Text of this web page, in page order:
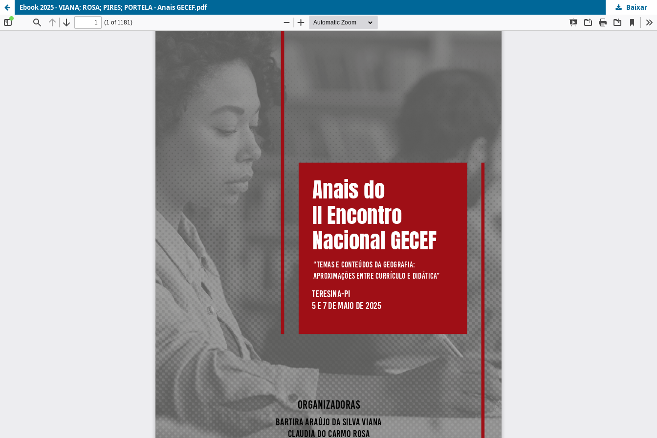
Ebook 2025 - VIANA; ROSA; PIRES; PORTELA - Anais GECEF.pdf Baixar